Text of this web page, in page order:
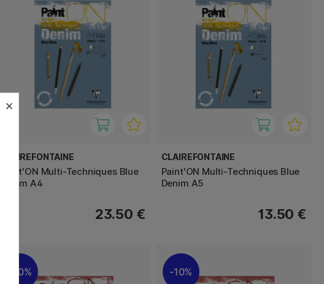
CLAIREFONTAINE
Paint'ON Multi-Techniques Blue
Denim A4
23.50 €
CLAIREFONTAINE
Paint'ON Multi-Techniques Blue
Denim A5
13.50 €
20% 10%